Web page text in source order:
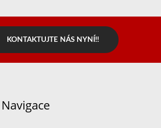
KONTAKTUJTE NÁS NYNÍ!!
Navigace